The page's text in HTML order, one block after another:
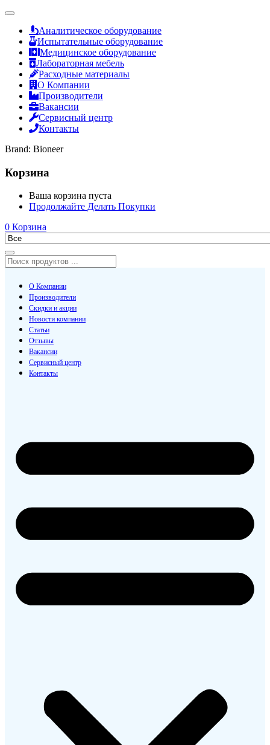
Аналитическое оборудование
Испытательные оборудование
Медицинское оборудование
Лабораторная мебель
Расходные материалы
О Компании
Производители
Вакансии
Сервисный центр
Контакты
Brand: Bioneer
Корзина
Ваша корзина пуста
Продолжайте Делать Покупки
0 Корзина
О Компании
Производители
Скидки и акции
Новости компании
Статьи
Отзывы
Вакансии
Сервисный центр
Контакты